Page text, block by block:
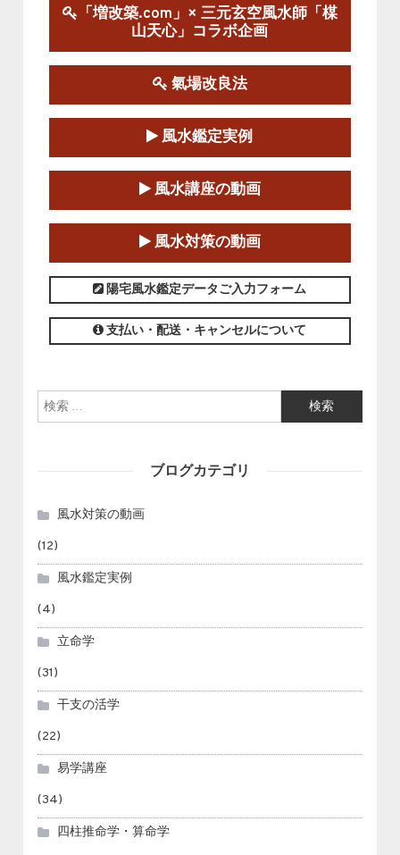
陰宅三元玄空風水講座
2025-06-07～2025-06-08
この講座の募集は終了しました。
第１８期立命塾『実践的易学講座』
2025-06-21～2025-08-24
この講座の募集は終了しました。
第１８期立命塾「実践的四柱立命学（四
柱推命学）講座」
2025-01-11～2025-05-11
この講座の募集は終了しました。
「増改築.com」× 三元玄空風水師「楳
山天心」コラボ企画
氣場改良法
風水鑑定実例
風水講座の動画
風水対策の動画
陽宅風水鑑定データご入力フォーム
支払い・配送・キャンセルについて
検索:
ブログカテゴリ
風水対策の動画
(12)
風水鑑定実例
(4)
立命学
(31)
干支の活学
(22)
易学講座
(34)
四柱推命学・算命学